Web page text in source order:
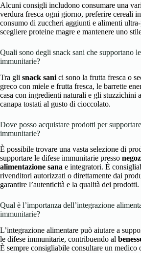
Alcuni consigli includono consumare una
verdura fresca ogni giorno, preferire cereali
consumo di zuccheri aggiunti e alimenti ultra-
scegliere proteine magre e mantenere uno
Quali sono degli snack sani che supportano
immunitarie?
Tra gli snack sani ci sono la frutta fresca o
greco con miele e frutta fresca, le barrette
casa con ingredienti naturali e gli stuzzichini
canapa tostati al gusto di cioccolato.
Dove posso acquistare prodotti per
immunitarie?
È possibile trovare una vasta selezione di
supportare le difese immunitarie presso
alimentazione sana e integratori. È
rivenditori autorizzati o direttamente dai
garantire l’autenticità e la qualità dei prodotti.
Qual è l’importanza dell’integrazione
immunitarie?
L’integrazione alimentare può aiutare a
le difese immunitarie, contribuendo al
È sempre consigliabile consultare un medico